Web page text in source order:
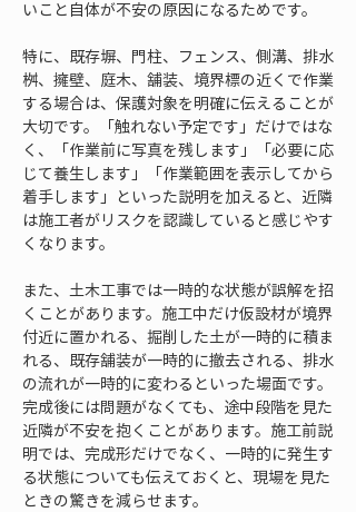
いこと自体が不安の原因になるためです。
特に、既存塀、門柱、フェンス、側溝、排水
桝、擁壁、庭木、舗装、境界標の近くで作業
する場合は、保護対象を明確に伝えることが
大切です。「触れない予定です」だけではな
く、「作業前に写真を残します」「必要に応
じて養生します」「作業範囲を表示してから
着手します」といった説明を加えると、近隣
は施工者がリスクを認識していると感じやす
くなります。
また、土木工事では一時的な状態が誤解を招
くことがあります。施工中だけ仮設材が境界
付近に置かれる、掘削した土が一時的に積ま
れる、既存舗装が一時的に撤去される、排水
の流れが一時的に変わるといった場面です。
完成後には問題がなくても、途中段階を見た
近隣が不安を抱くことがあります。施工前説
明では、完成形だけでなく、一時的に発生す
る状態についても伝えておくと、現場を見た
ときの驚きを減らせます。